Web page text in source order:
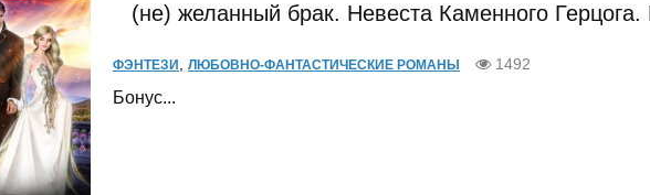
(не) желанный брак. Невеста Каменного
ФЭНТЕЗИ , ЛЮБОВНО-ФАНТАСТИЧЕСКИЕ РОМАНЫ 1492
Бонус...